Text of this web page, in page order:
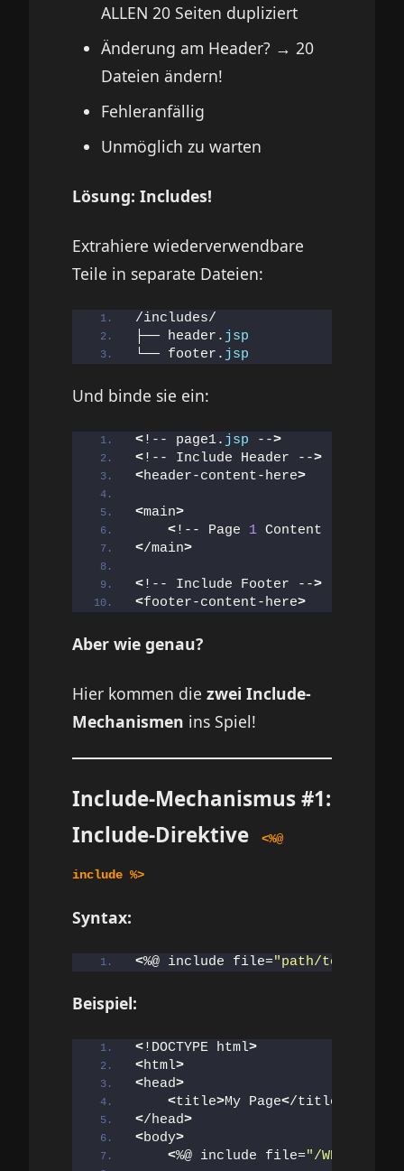
ALLEN 20 Seiten dupliziert
Änderung am Header? → 20
Dateien ändern!
Fehleranfällig
Unmöglich zu warten
Lösung: Includes!
Extrahiere wiederverwendbare
Teile in separate Dateien:
/includes/
├── header. jsp
└── footer. jsp
Und binde sie ein:
<!-- page1. jsp -->
<!-- Include Header -->
<header-content-here>
<main>
<!-- Page 1 Content --
</main>
<!-- Include Footer -->
<footer-content-here>
Aber wie genau?
Hier kommen die zwei Include-
Mechanismen ins Spiel!
Include-Mechanismus #1:
Include-Direktive
<%@
include %>
Syntax:
<%@ include file="path/to/
Beispiel:
<!DOCTYPE html>
<html>
<head>
<title>My Page</title
</head>
<body>
<%@ include file="/WEB-INF/